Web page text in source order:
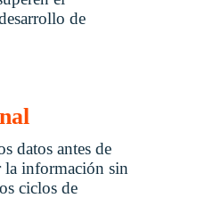
de
datos antes de
la información sin
ciclos de